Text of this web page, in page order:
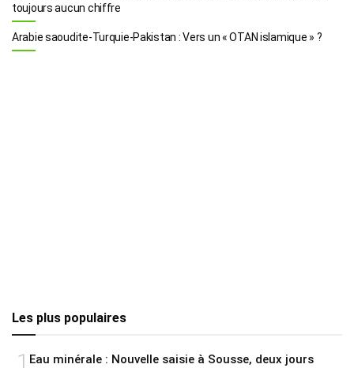
toujours aucun chiffre
Arabie saoudite-Turquie-Pakistan : Vers un « OTAN islamique » ?
Les plus populaires
1 Eau minérale : Nouvelle saisie à Sousse, deux jours